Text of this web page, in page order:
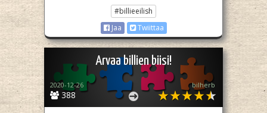
#billieeilish
Jaa
Twiittaa
Arvaa billien biisi!
388
2020-12-26 bilherb